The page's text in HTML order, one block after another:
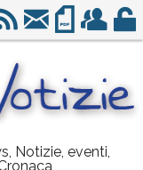
Notizie, eventi,